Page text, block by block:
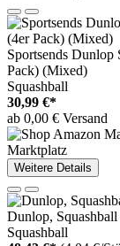
Sportsends
Pack) (Mixed)
Squashball
30,99 €*
ab 0,00 € Versand
Marktplatz
Weitere Details
Dunlop, Squashball
Squashball